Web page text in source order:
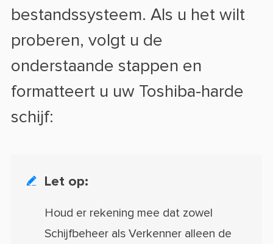
bestandssysteem. Als u het wilt
proberen, volgt u de
onderstaande stappen en
formatteert u uw Toshiba-harde
schijf:
 Let op:
Houd er rekening mee dat zowel
Schijfbeheer als Verkenner alleen de